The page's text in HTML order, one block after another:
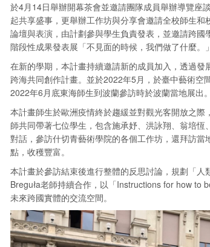
於4月14日舉辦開幕茶會並邀請團隊成員舉辦導覽座
起共享盛事，更舉辦工作坊與分享會邀請全校師生
論壇與表演，由計劃參與學生負責發表，並邀請跨
階段性成果發表展「不見面的時候，我們做了什麼。
在新的學期，本計畫持續邀請新的成員加入，透過
跨海共同創作計畫。並於2022年5月，於臺中藝術
2022年6月底東海師生到波蘭參訪時於波蘭當地展出。
本計畫師生於歐洲疫情終於趨緩並對觀光客開放之
師共同帶著七位學生，包含施承妤、洪詠翔、翁培
對話，參訪什切青藝術學院的各個工作坊，還拜訪
點，收穫豐富。
本計畫於參訪結束後進行整體的反思討論，規劃「
Breguła老師持續合作，以「Instructions for how to
未來跨國實體的交流空間。